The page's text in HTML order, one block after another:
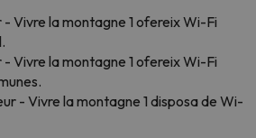
- Vivre la montagne 1 ofereix Wi-Fi
- Vivre la montagne 1 ofereix Wi-Fi
- Vivre la montagne 1 disposa de Wi-